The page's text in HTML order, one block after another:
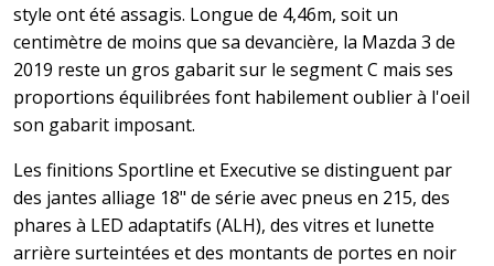
style ont été assagis. Longue de 4,46m, soit un
centimètre de moins que sa devancière, la Mazda 3 de
2019 reste un gros gabarit sur le segment C mais ses
proportions équilibrées font habilement oublier à l'oeil
son gabarit imposant.
Les finitions Sportline et Executive se distinguent par
des jantes alliage 18" de série avec pneus en 215, des
phares à LED adaptatifs (ALH), des vitres et lunette
arrière surteintées et des montants de portes en noir